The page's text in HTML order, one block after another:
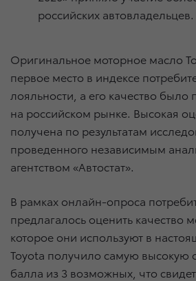
российских автовладельцев.
Оригинальное моторное масло
первое место в индексе
лояльности, а его качество
на российском рынке. Высокая
получена по результатам
проведенного независимым
агентством «Автостат».
В рамках онлайн-опроса
предлагалось оценить качество
которое они используют в
Toyota получило самую высокую
балла из 3 возможных, что